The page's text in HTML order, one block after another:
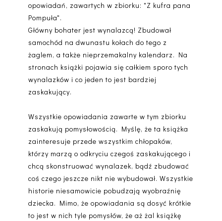
opowiadań, zawartych w zbiorku: "Z kufra pana
Pompuła".
Główny bohater jest wynalazcą! Zbudował
samochód na dwunastu kołach do tego z
żaglem, a także nieprzemakalny kalendarz. Na
stronach książki pojawia się całkiem sporo tych
wynalazków i co jeden to jest bardziej
zaskakujący.
Wszystkie opowiadania zawarte w tym zbiorku
zaskakują pomysłowością. Myślę, że ta książka
zainteresuje przede wszystkim chłopaków,
którzy marzą o odkryciu czegoś zaskakującego i
chcą skonstruować wynalazek, bądź zbudować
coś czego jeszcze nikt nie wybudował. Wszystkie
historie niesamowicie pobudzają wyobraźnię
dziecka. Mimo, że opowiadania są dosyć krótkie
to jest w nich tyle pomysłów, że aż żal książkę